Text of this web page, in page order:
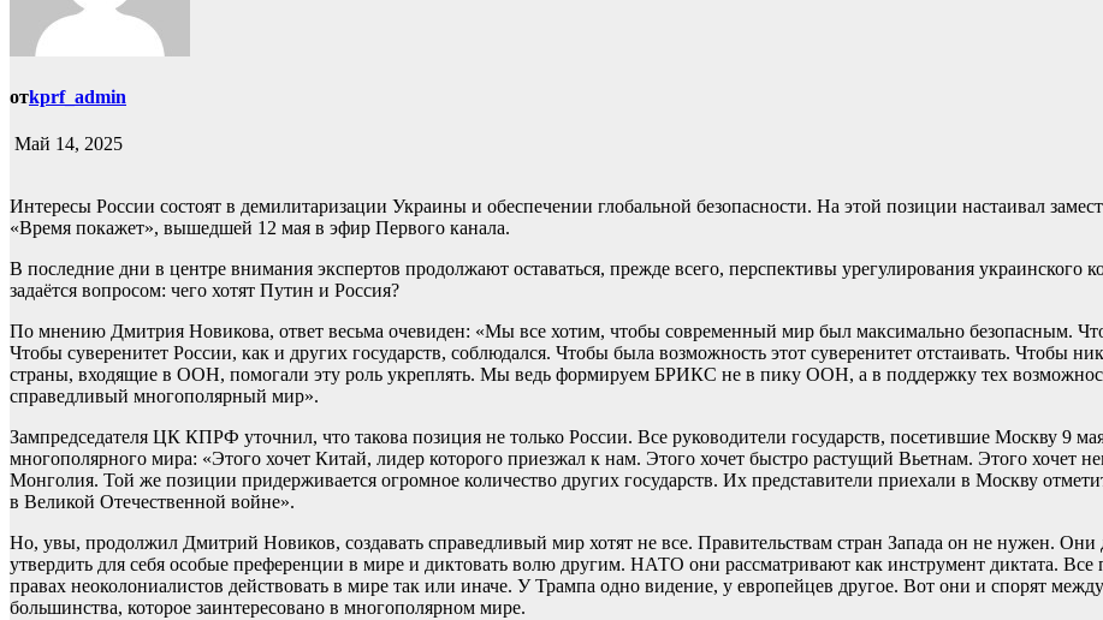
отkprf_admin
Май 14, 2025
Интересы России состоят в демилитаризации Украины и обеспечении глобальной безопасности. На этой позиции настаивал
«Время покажет», вышедшей 12 мая в эфир Первого канала.
В последние дни в центре внимания экспертов продолжают оставаться, прежде всего, перспективы урегулирования украинского
задаётся вопросом: чего хотят Путин и Россия?
По мнению Дмитрия Новикова, ответ весьма очевиден: «Мы все хотим, чтобы современный мир был максимально безопасным.
Чтобы суверенитет России, как и других государств, соблюдался. Чтобы была возможность этот суверенитет отстаивать. Чтобы
страны, входящие в ООН, помогали эту роль укреплять. Мы ведь формируем БРИКС не в пику ООН, а в поддержку тех
справедливый многополярный мир».
Зампредседателя ЦК КПРФ уточнил, что такова позиция не только России. Все руководители государств, посетившие Москву 9
многополярного мира: «Этого хочет Китай, лидер которого приезжал к нам. Этого хочет быстро растущий Вьетнам. Этого хочет
Монголия. Той же позиции придерживается огромное количество других государств. Их представители приехали в Москву
в Великой Отечественной войне».
Но, увы, продолжил Дмитрий Новиков, создавать справедливый мир хотят не все. Правительствам стран Запада он не нужен. Они
утвердить для себя особые преференции в мире и диктовать волю другим. НАТО они рассматривают как инструмент диктата.
правах неоколониалистов действовать в мире так или иначе. У Трампа одно видение, у европейцев другое. Вот они и спорят
большинства, которое заинтересовано в многополярном мире.